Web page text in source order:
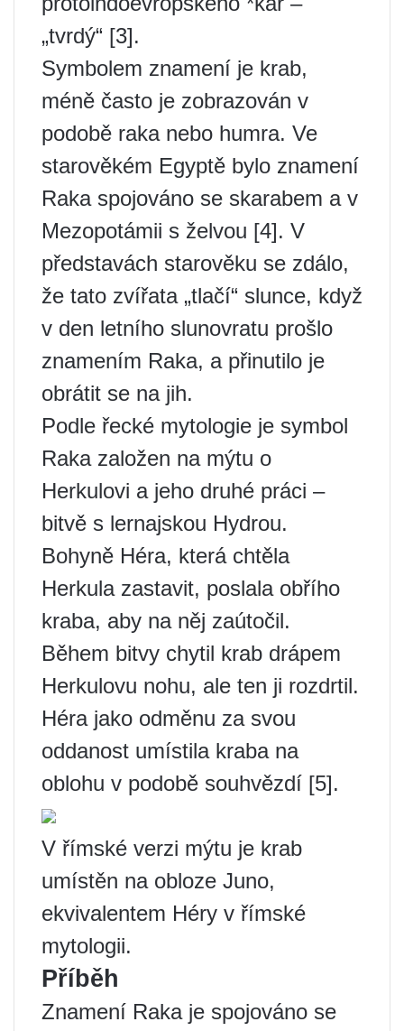
„tvrdý“ [3].
Symbolem znamení je krab,
méně často je zobrazován v
podobě raka nebo humra. Ve
starověkém Egyptě bylo znamení
Raka spojováno se skarabem a v
Mezopotámii s želvou [4]. V
představách starověku se zdálo,
že tato zvířata „tlačí“ slunce, když
v den letního slunovratu prošlo
znamením Raka, a přinutilo je
obrátit se na jih.
Podle řecké mytologie je symbol
Raka založen na mýtu o
Herkulovi a jeho druhé práci –
bitvě s lernajskou Hydrou.
Bohyně Héra, která chtěla
Herkula zastavit, poslala obřího
kraba, aby na něj zaútočil.
Během bitvy chytil krab drápem
Herkulovu nohu, ale ten ji rozdrtil.
Héra jako odměnu za svou
oddanost umístila kraba na
oblohu v podobě souhvězdí [5].
V římské verzi mýtu je krab
umístěn na obloze Juno,
ekvivalentem Héry v římské
mytologii.
Příběh
Znamení Raka je spojováno se